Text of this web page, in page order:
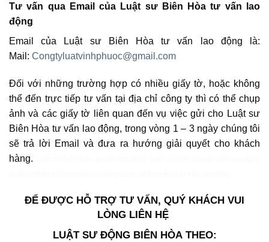
Tư vấn qua Email của Luật sư Biên Hòa tư vấn lao
động
Email của Luật sư Biên Hòa tư vấn lao động là:
Mail: Congtyluatvinhphuoc@gmail.com
Đối với những trường hợp có nhiều giấy tờ, hoặc không
thể đến trực tiếp tư vấn tại địa chỉ công ty thì có thể chụp
ảnh và các giấy tờ liên quan đến vụ việc gửi cho Luật sư
Biên Hòa tư vấn lao động, trong vòng 1 – 3 ngày chúng tôi
sẽ trả lời Email và đưa ra hướng giải quyết cho khách
hàng.
ĐỂ ĐƯỢC HỖ TRỢ TƯ VẤN, QUÝ KHÁCH VUI
LÒNG LIÊN HỆ
LUẬT SƯ ĐỘNG BIÊN HÒA THEO: